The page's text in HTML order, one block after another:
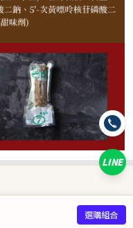
選購組合
− +
合計NT$0
LINE